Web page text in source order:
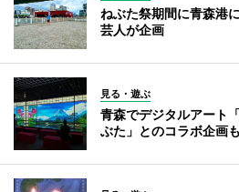
ねぶた祭期間に青森港
芸人が企画
見る・遊ぶ
青森でデジタルアート
ぶた」とのコラボ企画も